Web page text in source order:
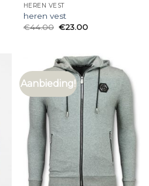
HEREN VEST
heren vest
€44.00 €23.00
Aanbieding!